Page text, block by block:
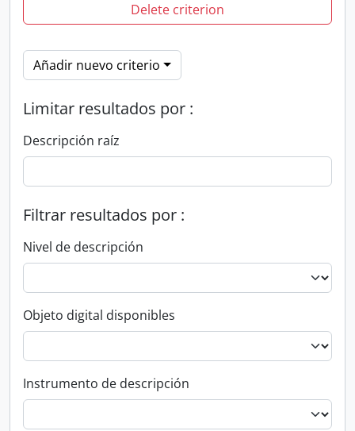
Delete criterion
Añadir nuevo criterio
Limitar resultados por :
Descripción raíz
Filtrar resultados por :
Nivel de descripción
Objeto digital disponibles
Instrumento de descripción